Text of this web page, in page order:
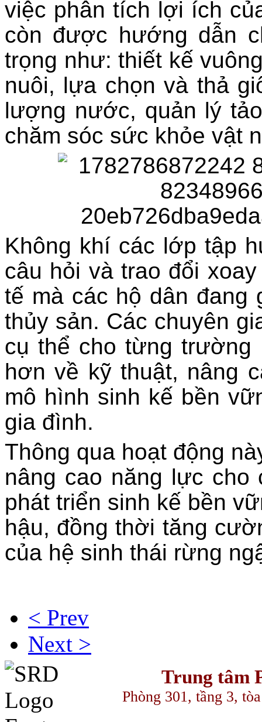
việc phân tích lợi ích
còn được hướng dẫn
trọng như: thiết kế
nuôi, lựa chọn và thả
lượng nước, quản lý
chăm sóc sức khỏe vật
Không khí các lớp tập
câu hỏi và trao đổi
tế mà các hộ dân đang
thủy sản. Các chuyên
cụ thể cho từng
hơn về kỹ thuật, nâng
mô hình sinh kế bền
gia đình.
Thông qua hoạt động
nâng cao năng lực cho
phát triển sinh kế bền
hậu, đồng thời tăng
của hệ sinh thái rừng
< Prev
Next >
Trung tâm
Phòng 301, tầng 3,